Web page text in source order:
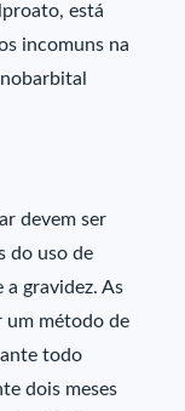
está
incomuns na
devem ser
do uso de
a gravidez. As
um método de
todo
dois meses